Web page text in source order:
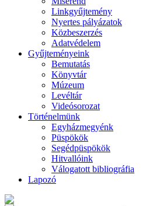
Linkgyűjtemény
Nyertes pályázatok
Közbeszerzés
Adatvédelem
Gyűjteményeink
Bemutatás
Könyvtár
Múzeum
Levéltár
Videósorozat
Történelmünk
Egyházmegyénk
Püspökök
Segédpüspökök
Hitvallóink
Válogatott bibliográfia
Lapozó